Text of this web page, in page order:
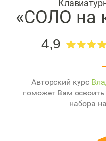
«СОЛО на
4,9
Авторский курс
поможет Вам
набора